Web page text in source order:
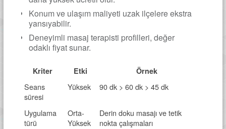
Konum ve ulaşım maliyeti uzak ilçelere ekstra
yansıyabilir.
Deneyimli masaj terapisti profilleri, değer
odaklı fiyat sunar.
Kriter Etki Örnek
Seans
süresi
Yüksek 90 dk > 60 dk > 45 dk
Uygulama
türü
Orta-
Yüksek
Derin doku masajı ve tetik
nokta çalışmaları